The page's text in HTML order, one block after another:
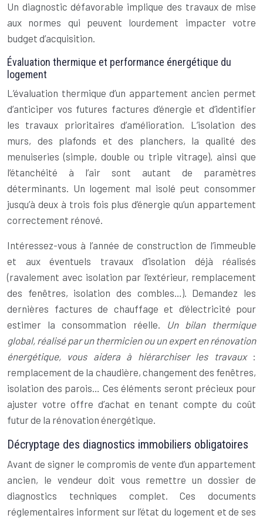
Un diagnostic défavorable implique des travaux de mise
aux normes qui peuvent lourdement impacter votre
budget d’acquisition.
Évaluation thermique et performance énergétique du
logement
L’évaluation thermique d’un appartement ancien permet
d’anticiper vos futures factures d’énergie et d’identifier
les travaux prioritaires d’amélioration. L’isolation des
murs, des plafonds et des planchers, la qualité des
menuiseries (simple, double ou triple vitrage), ainsi que
l’étanchéité à l’air sont autant de paramètres
déterminants. Un logement mal isolé peut consommer
jusqu’à deux à trois fois plus d’énergie qu’un appartement
correctement rénové.
Intéressez-vous à l’année de construction de l’immeuble
et aux éventuels travaux d’isolation déjà réalisés
(ravalement avec isolation par l’extérieur, remplacement
des fenêtres, isolation des combles…). Demandez les
dernières factures de chauffage et d’électricité pour
estimer la consommation réelle.
Un bilan thermique
global, réalisé par un thermicien ou un expert en rénovation
énergétique, vous aidera à hiérarchiser les travaux:
remplacement de la chaudière, changement des fenêtres,
isolation des parois… Ces éléments seront précieux pour
ajuster votre offre d’achat en tenant compte du coût
futur de la rénovation énergétique.
Décryptage des diagnostics immobiliers obligatoires
Avant de signer le compromis de vente d’un appartement
ancien, le vendeur doit vous remettre un dossier de
diagnostics techniques complet. Ces documents
réglementaires informent sur l’état du logement et de ses